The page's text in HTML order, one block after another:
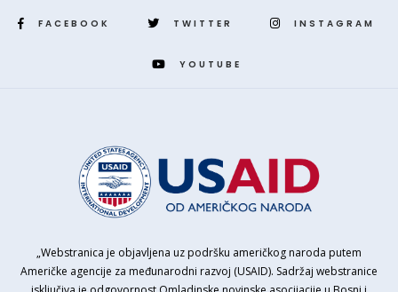
FACEBOOK TWITTER INSTAGRAM
YOUTUBE
„Webstranica je objavljena uz podršku američkog naroda putem
Američke agencije za međunarodni razvoj (USAID). Sadržaj webstranice